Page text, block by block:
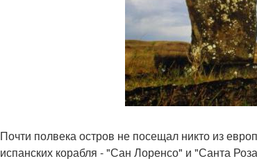
Почти полвека остров не посещал никто из
испанских корабля - "Сан Лоренсо" и "Санта